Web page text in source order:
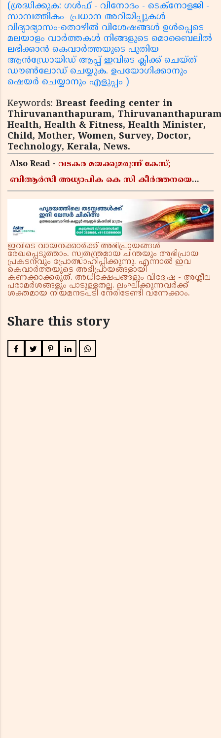
(ശ്രദ്ധിക്കുക: ഗൾഫ് - വിനോദം - ടെക്നോളജി -
സാമ്പത്തികം- പ്രധാന അറിയിപ്പുകൾ-
വിദ്യാഭ്യാസം-തൊഴിൽ വിശേഷങ്ങൾ ഉൾപ്പെടെ
മലയാളം വാർത്തകൾ നിങ്ങളുടെ മൊബൈലിൽ
ലഭിക്കാൻ കെവാർത്തയുടെ പുതിയ
ആൻഡ്രോയിഡ് ആപ്പ് ഇവിടെ ക്ലിക്ക് ചെയ്ത്
ഡൗൺലോഡ് ചെയ്യുക. ഉപയോഗിക്കാനും
ഷെയർ ചെയ്യാനും എളുപ്പം )
Keywords: Breast feeding center in
Thiruvananthapuram,
Health, Health & Fitness, Health Minister,
Child, Mother, Women, Survey, Doctor,
Technology, Kerala, News.
Also Read - വടകര മയക്കുമരുന്ന് കേസ്;
ബിആർസി അധ്യാപിക കെ സി കീർത്തനയെ
ഇവിടെ വായനക്കാർക്ക് അഭിപ്രായങ്ങൾ
രേഖപ്പെടുത്താം. സ്വതന്ത്രമായ ചിന്തയും അഭിപ്രായ
പ്രകടനവും പ്രോത്സാഹിപ്പിക്കുന്നു. എന്നാൽ ഇവ
കെവാർത്തയുടെ അഭിപ്രായങ്ങളായി
കണക്കാക്കരുത്. അധിക്ഷേപങ്ങളും വിദ്വേഷ - അശ്ലീല
പരാമർശങ്ങളും പാടുള്ളതല്ല. ലംഘിക്കുന്നവർക്ക്
ശക്തമായ നിയമനടപടി നേരിടേണ്ടി വന്നേക്കാം.
Share this story